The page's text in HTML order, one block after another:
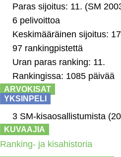
Paras sijoitus: 11. (SM
6 pelivoittoa
Keskimääräinen sijoitus:
97 rankingpistettä
Uran paras ranking: 11.
Rankingissa: 1085 päivää
ARVOKISAT
YKSINPELI
3 SM-kisaosallistumista
KUVAAJIA
Ranking- ja kisahistoria